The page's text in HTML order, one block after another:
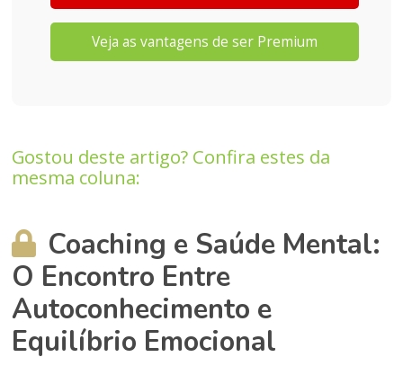
Veja as vantagens de ser Premium
Gostou deste artigo? Confira estes da
mesma coluna:
Coaching e Saúde Mental:
O Encontro Entre
Autoconhecimento e
Equilíbrio Emocional